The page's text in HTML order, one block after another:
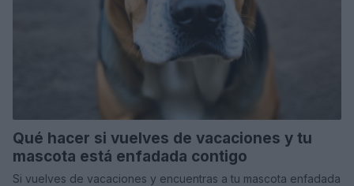
Qué hacer si vuelves de vacaciones y tu
mascota está enfadada contigo
Si vuelves de vacaciones y encuentras a tu mascota enfadada